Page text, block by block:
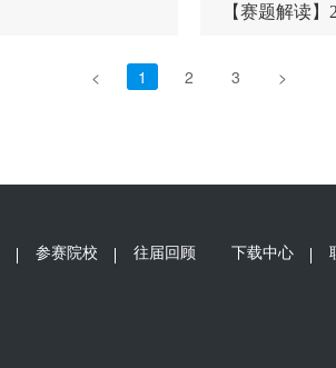
【赛题解读
< 1 2 3 >
参赛院校 往届回顾 下载中心